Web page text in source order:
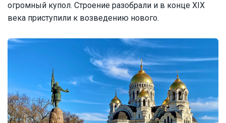
огромный купол. Строение разобрали и в конце XIX
века приступили к возведению нового.